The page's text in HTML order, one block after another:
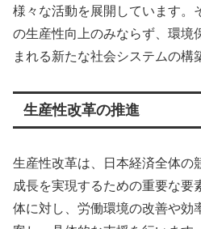
様々な活動を展開しています。
の生産性向上のみならず、環境
まれる新たな社会システムの構
生産性改革の推進
生産性改革は、日本経済全体の
成長を実現するための重要な要
体に対し、労働環境の改善や効